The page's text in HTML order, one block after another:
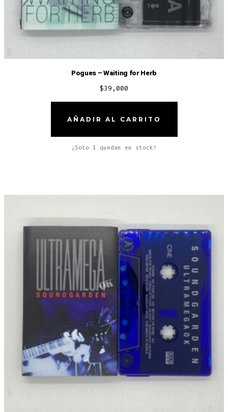
Pogues – Waiting for Herb
$39,000
AÑADIR AL CARRITO
¡Solo 1 quedan en stock!